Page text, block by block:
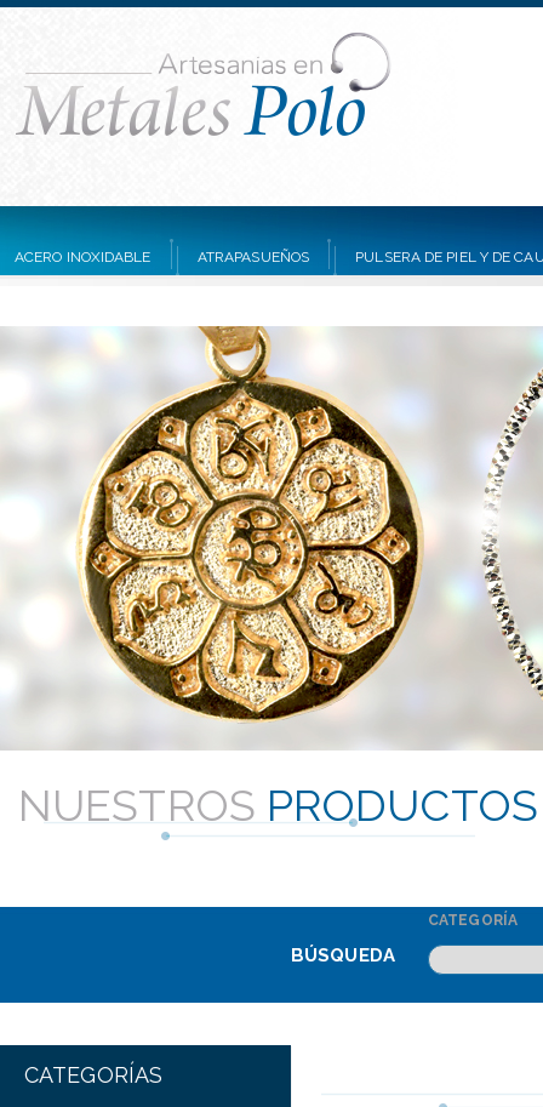
ACERO INOXIDABLE ATRAPASUEÑOS PULSERA DE PIEL Y DE
NUESTROS PRODUCTOS
CATEGORÍA
BÚSQUEDA
CATEGORÍAS